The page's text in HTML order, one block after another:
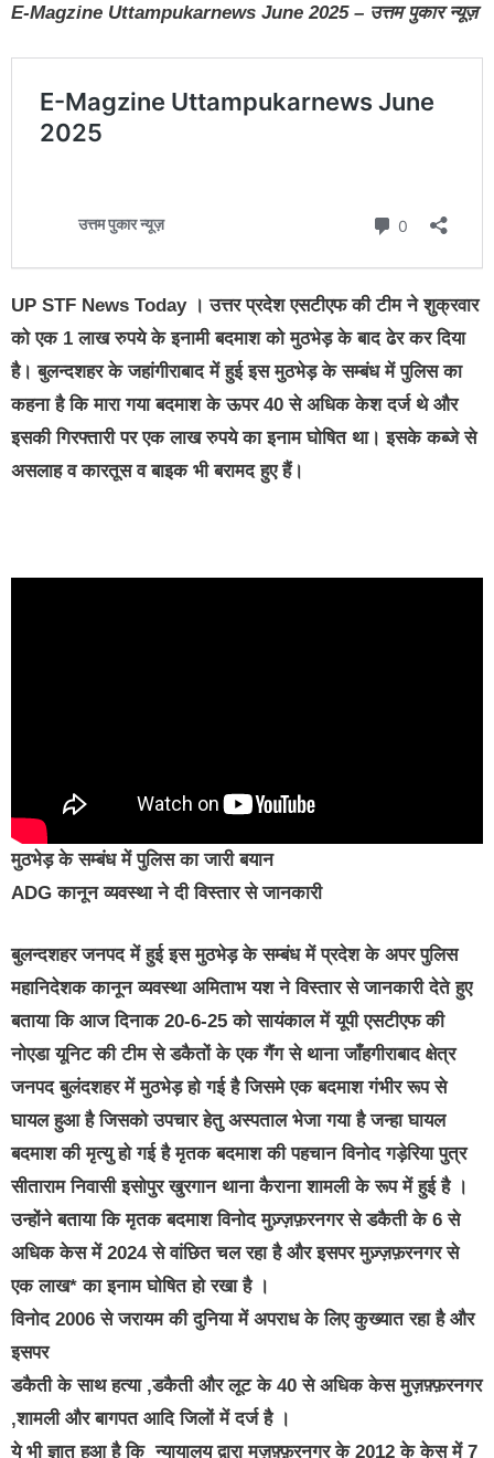
E-Magzine Uttampukarnews June 2025 – उत्तम पुकार न्यूज़
UP STF News Today। उत्तर प्रदेश एसटीएफ की टीम ने शुक्रवार
को एक 1 लाख रुपये के इनामी बदमाश को मुठभेड़ के बाद ढेर कर दिया
है। बुलन्दशहर के जहांगीराबाद में हुई इस मुठभेड़ के सम्बंध में पुलिस का
कहना है कि मारा गया बदमाश के ऊपर 40 से अधिक केश दर्ज थे और
इसकी गिरफ्तारी पर एक लाख रुपये का इनाम घोषित था। इसके कब्जे से
असलाह व कारतूस व बाइक भी बरामद हुए हैं।
मुठभेड़ के सम्बंध में पुलिस का जारी बयान
ADG कानून व्यवस्था ने दी विस्तार से जानकारी
बुलन्दशहर जनपद में हुई इस मुठभेड़ के सम्बंध में प्रदेश के अपर पुलिस
महानिदेशक कानून व्यवस्था अमिताभ यश ने विस्तार से जानकारी देते हुए
बताया कि आज दिनाक 20-6-25 को सायंकाल में यूपी एसटीएफ की
नोएडा यूनिट की टीम से डकैतों के एक गैंग से थाना जाँहगीराबाद क्षेत्र
जनपद बुलंदशहर में मुठभेड़ हो गई है जिसमे एक बदमाश गंभीर रूप से
घायल हुआ है जिसको उपचार हेतु अस्पताल भेजा गया है जन्हा घायल
बदमाश की मृत्यु हो गई है मृतक बदमाश की पहचान विनोद गड़ेरिया पुत्र
सीताराम निवासी इसोपुर खुरगान थाना कैराना शामली के रूप में हुई है ।
उन्होंने बताया कि मृतक बदमाश विनोद मुज़्ज़फ़रनगर से डकैती के 6 से
अधिक केस में 2024 से वांछित चल रहा है और इसपर मुज़्ज़फ़रनगर से
एक लाख* का इनाम घोषित हो रखा है ।
विनोद 2006 से जरायम की दुनिया में अपराध के लिए कुख्यात रहा है और
इसपर
डकैती के साथ हत्या ,डकैती और लूट के 40 से अधिक केस मुज़फ़्फ़रनगर
,शामली और बागपत आदि जिलों में दर्ज है ।
ये भी ज्ञात हुआ है कि न्यायालय द्वारा मुज़फ़्फ़रनगर के 2012 के केस में 7